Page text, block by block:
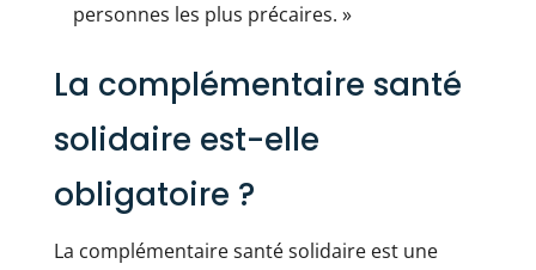
personnes les plus précaires. »
La complémentaire santé
solidaire est-elle
obligatoire ?
La complémentaire santé solidaire est une